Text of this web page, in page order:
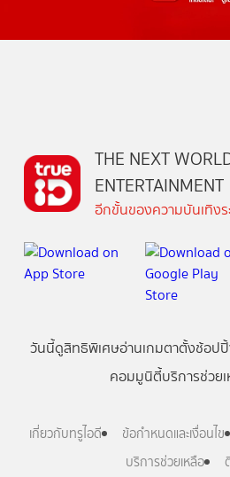
THE NEXT
ENTERTAINMENT
อีกขั้นของความบันเทิง
วันนี้ดูสิทธิพิเศษอ่านเกมตาตั้งช้อป
คอมมูนิตี้บริการช่วย
เกี่ยวกับทรูไอดี ข้อกำหนดและเงื่อนไข
บริการช่วยเหลือ